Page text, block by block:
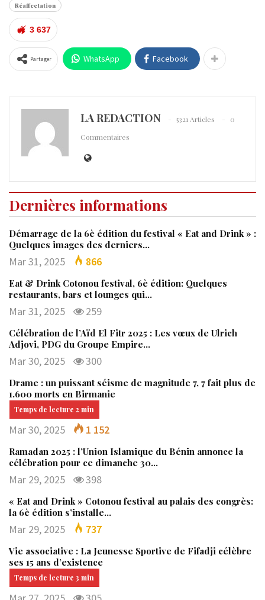
Réaffectation
3 637
Partager WhatsApp Facebook
LA REDACTION 5321 Articles
0
Commentaires
Dernières informations
Démarrage de la 6è édition du festival « Eat and Drink » :
Quelques images des derniers…
Mar 31, 2025 866
Eat & Drink Cotonou festival, 6è édition: Quelques
restaurants, bars et lounges qui…
Mar 31, 2025 259
Célébration de l’Aïd El Fitr 2025 : Les vœux de Ulrich
Adjovi, PDG du Groupe Empire…
Mar 30, 2025 300
Drame : un puissant séisme de magnitude 7, 7 fait plus de
1.600 morts en Birmanie
Mar 30, 2025 1 152
Ramadan 2025 : l’Union Islamique du Bénin annonce la
célébration pour ce dimanche 30…
Mar 29, 2025 398
« Eat and Drink » Cotonou festival au palais des congrès:
la 6è édition s’installe…
Mar 29, 2025 737
Vie associative : La Jeunesse Sportive de Fifadji célèbre
ses 15 ans d’existence